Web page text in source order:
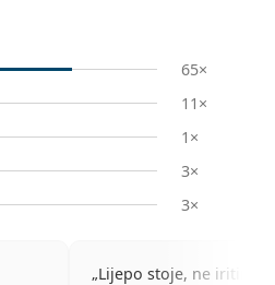
65×
11×
1×
3×
3×
Lijepo stoje, ne iritiraju